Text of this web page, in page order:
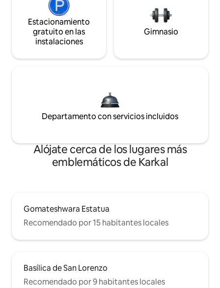
Estacionamiento
gratuito en las
instalaciones
Gimnasio
Departamento con servicios incluidos
Alójate cerca de los lugares más
emblemáticos de Karkal
Gomateshwara Estatua
Recomendado por 15 habitantes locales
Basílica de San Lorenzo
Recomendado por 9 habitantes locales